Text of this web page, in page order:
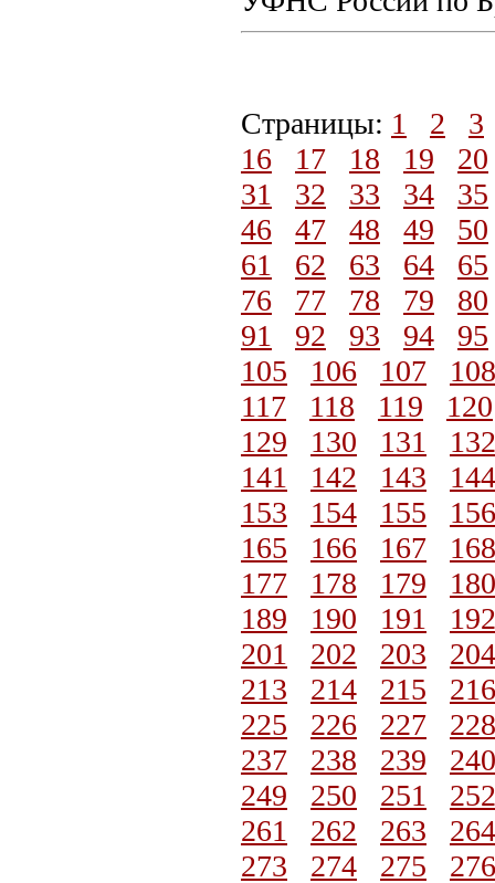
Страницы: 1 2
3
16
17 18 19
20
31
32 33 34
35
46
47 48 49
50
61
62 63 64
65
76
77 78 79
80
91
92 93 94
95
105
106 107
108
117
118 119
120
129
130 131
132
141
142 143
144
153
154 155
156
165
166 167
168
177
178 179
180
189
190 191
192
201
202 203
204
213
214 215
216
225
226 227
228
237
238 239
240
249
250 251
252
261
262 263
264
273
274 275 276